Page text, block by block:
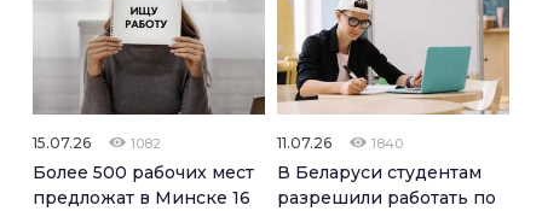
15.07.26 1082
Более 500 рабочих мест
предложат в Минске 16
11.07.26 1840
В Беларуси студентам
разрешили работать по